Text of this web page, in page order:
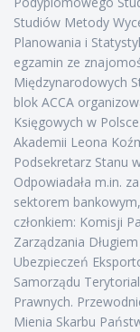
Studiów Metody
Planowania i
egzamin ze
Międzynarodowych
blok ACCA
Księgowych w
Akademii Leona
Podsekretarz Stanu
Odpowiadała m.in.
sektorem
członkiem: Komisji
Zarządzania
Ubezpieczeń
Samorządu
Prawnych.
Mienia Skarbu